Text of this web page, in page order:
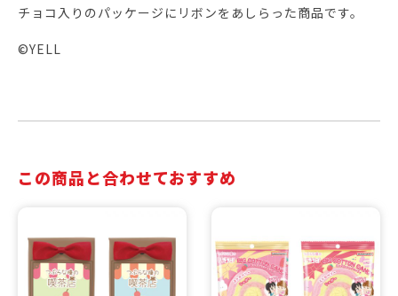
チョコ入りのパッケージにリボンをあしらった商品です。
©YELL
この商品と合わせておすすめ